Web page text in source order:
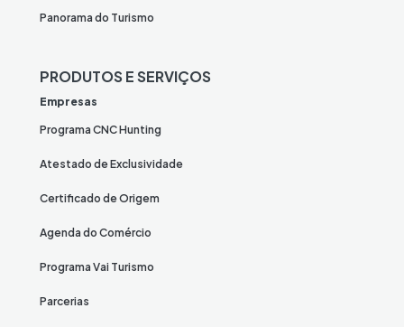
Panorama do Turismo
PRODUTOS E SERVIÇOS
Empresas
Programa CNC Hunting
Atestado de Exclusividade
Certificado de Origem
Agenda do Comércio
Programa Vai Turismo
Parcerias